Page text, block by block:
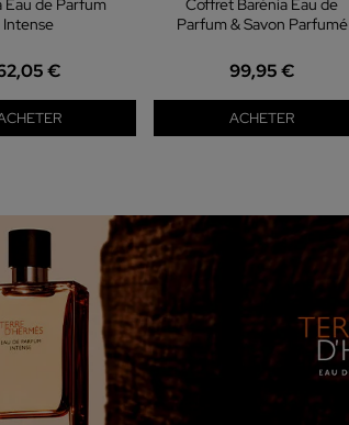
Intense
€
Parfum & Savon Parfumé
99,95 €
ACHETER